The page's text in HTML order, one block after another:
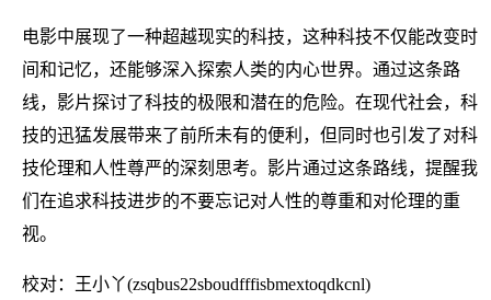
电影中展现了一种超越现实的科技，这种科技不仅能改变时
间和记忆，还能够深入探索人类的内心世界。通过这条路
线，影片探讨了科技的极限和潜在的危险。在现代社会，科
技的迅猛发展带来了前所未有的便利，但同时也引发了对科
技伦理和人性尊严的深刻思考。影片通过这条路线，提醒我
们在追求科技进步的不要忘记对人性的尊重和对伦理的重
视。
校对：王小丫(zsqbus22sboudfffisbmextoqdkcnl)